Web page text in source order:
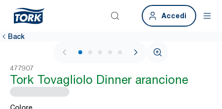
Accedi
Back
1 / 5
477907
Tork Tovagliolo Dinner arancione